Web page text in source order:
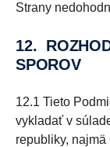
Strany
12. ROZHODNÉ PRÁVO A RIEŠENIE
SPOROV
12.1 Tieto
vykladať v
republiky,